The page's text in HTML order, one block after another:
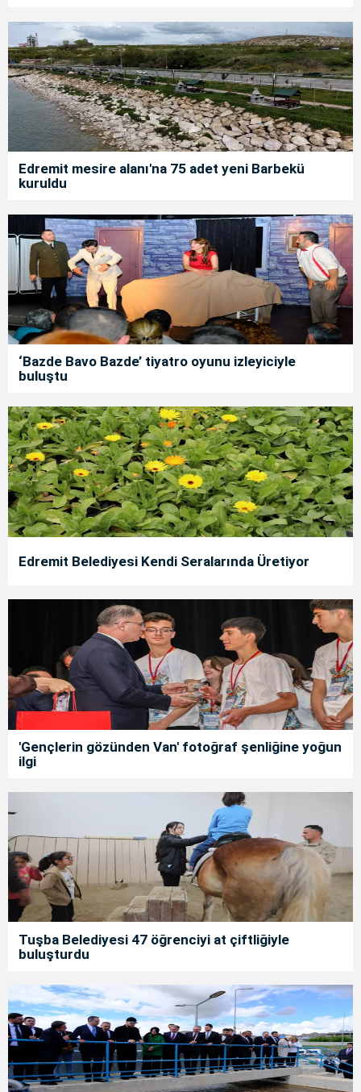
Edremit mesire alanı'na 75 adet yeni Barbekü
kuruldu
‘Bazde Bavo Bazde’ tiyatro oyunu izleyiciyle
buluştu
Edremit Belediyesi Kendi Seralarında Üretiyor
'Gençlerin gözünden Van' fotoğraf şenliğine yoğun
ilgi
Tuşba Belediyesi 47 öğrenciyi at çiftliğiyle
buluşturdu